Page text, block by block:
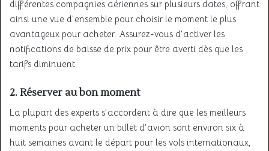
différentes compagnies aériennes sur plusieurs dates, offrant
ainsi une vue d’ensemble pour choisir le moment le plus
avantageux pour acheter. Assurez-vous d’activer les
notifications de baisse de prix pour être averti dès que les
tarifs diminuent.
2.Réserver au bon moment
La plupart des experts s’accordent à dire que les meilleurs
moments pour acheter un billet d’avion sont environ six à
huit semaines avant le départ pour les vols internationaux,